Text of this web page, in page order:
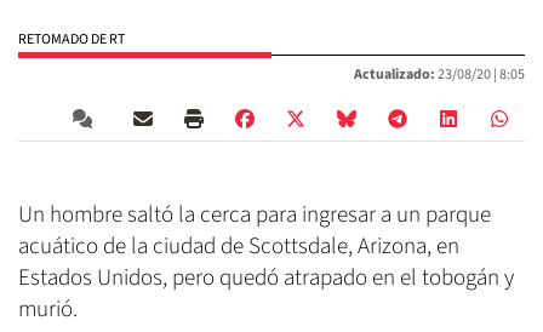
RETOMADO DE RT
Actualizado:23/08/20 |8:05
Un hombre saltó la cerca para ingresar a un parque
acuático de la ciudad de Scottsdale, Arizona, en
Estados Unidos, pero quedó atrapado en el tobogán y
murió.